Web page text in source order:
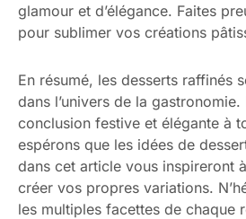
glamour et d’élégance. Faites
pour sublimer vos créations
En résumé, les desserts raffinés
dans l’univers de la
conclusion festive et élégante à
espérons que les idées de
dans cet article vous inspireront
créer vos propres variations.
les multiples facettes de chaque